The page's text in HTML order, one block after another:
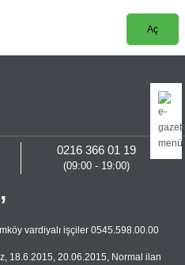
Aç
0216 366 01 19
(09:00 - 19:00)
vardiyalı işçiler 0545.598.00.00
, 18.6.2015, 20.06.2015, Normal ilan